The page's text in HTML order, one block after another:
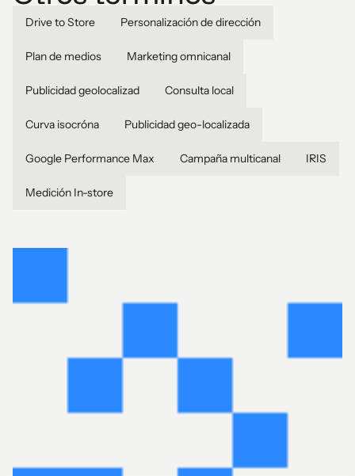
Drive to Store Personalización de dirección
Plan de medios Marketing omnicanal
Publicidad geolocalizad Consulta local
Curva isocróna Publicidad geo-localizada
Google Performance Max Campaña multicanal IRIS
Medición In-store